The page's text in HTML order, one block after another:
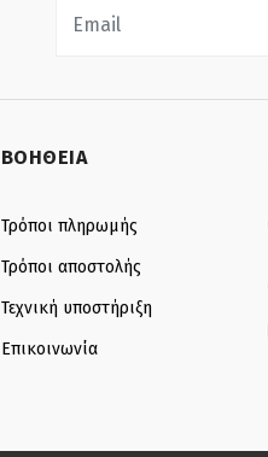
ΒΟΗΘΕΙΑ
Τρόποι πληρωμής
Τρόποι αποστολής
Τεχνική υποστήριξη
Επικοινωνία